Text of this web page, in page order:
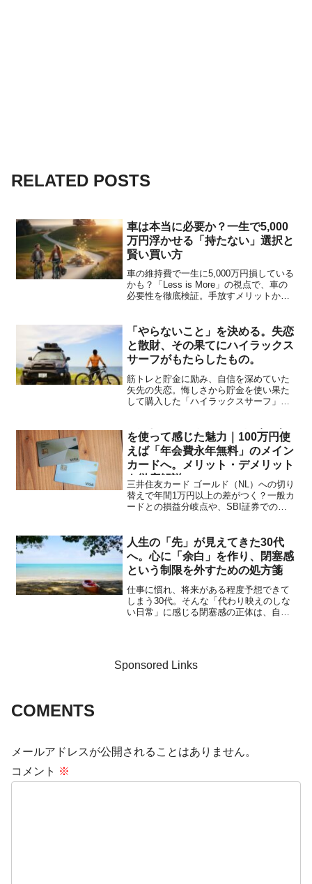
RELATED POSTS
車は本当に必要か？一生で5,000
万円浮かせる「持たない」選択と
賢い買い方
車の維持費で一生に5,000万円損している
かも？「Less is More」の視点で、車の
必要性を徹底検証。手放すメリットか
します。無自覚な負債を減らし、自由な
資産を作る一歩を踏み出しましょう。
「やらないこと」を決める。失恋
と散財、その果てにハイラックス
サーフがもたらしたもの。
筋トレと貯金に励み、自信を深めていた
矢先の失恋。悔しさから貯金を使い果た
して購入した「ハイラックスサーフ」
ことを決める」思考。カメラやキャンプ
を通じて広がった、新しい世界とコミュ
ニティの記録を綴ります。
を使って感じた魅力｜100万円使
えば「年会費永年無料」のメイン
カードへ。メリット・デメリット
を徹底解説
三井住友カード ゴールド（NL）への切り
替えで年間1万円以上の差がつく？一般カ
ードとの損益分岐点や、SBI証券での新
ストも公開。
人生の「先」が見えてきた30代
へ。心に「余白」を作り、閉塞感
という制限を外すための処方箋
仕事に慣れ、将来がある程度予想できて
しまう30代。そんな「代わり映えのしな
い日常」に感じる閉塞感の正体は、自分
す。
Sponsored Links
COMENTS
メールアドレスが公開されることはありません。
コメント ※